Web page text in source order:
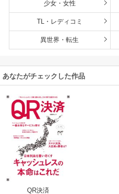
少女・女性
TL・レディコミ
異世界・転生
あなたがチェックした作品
QR決済